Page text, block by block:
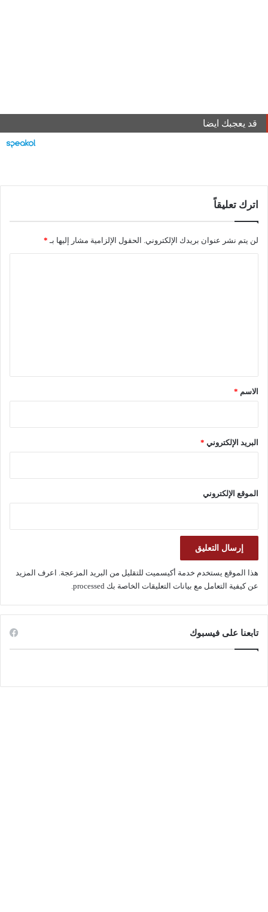
قد يعجبك ايضا
اترك تعليقاً
لن يتم نشر عنوان بريدك الإلكتروني. الحقول الإلزامية مشار إليها بـ *
*الاسم *
البريد الإلكتروني *
الموقع الإلكتروني
هذا الموقع يستخدم خدمة أكيسميت للتقليل من البريد المزعجة. اعرف المزيد
عن كيفية التعامل مع بيانات التعليقات الخاصة بك processed
.
تابعنا على فيسبوك